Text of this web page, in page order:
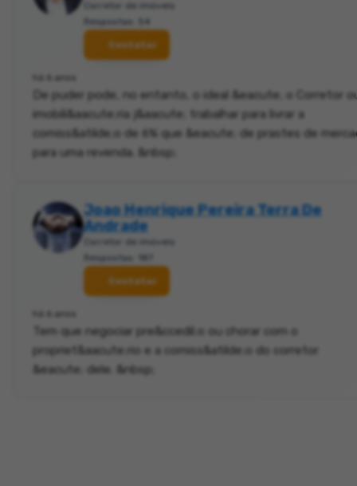
Corretor de imóveis
Respostas: 54
Contatar
há 6 anos
De puder pode, no entanto, o ideal &eacute; o Corretor
imobili&aacute;ria j&aacute; trabalhar para livrar a
comiss&atilde;o de 6% que &eacute; de prastes de
para uma revenda. &nbsp;
Joao Henrique Pereira Terra De
Andrade
Corretor de imóveis
Respostas: 187
Contatar
há 6 anos
Tem que negociar pre&ccedil;o ou chorar com o
propriet&aacute;rio e a comiss&atilde;o do corretor
&eacute; dele. &nbsp;